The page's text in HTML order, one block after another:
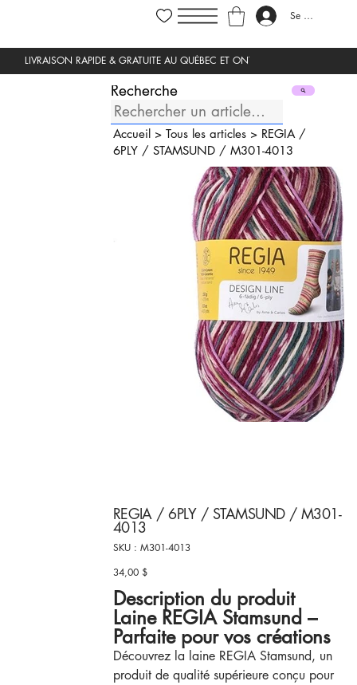
Se connecter
Recherche
Accueil> Tous les articles> REGIA /
6PLY / STAMSUND / M301-4013
REGIA / 6PLY / STAMSUND / M301-
4013
SKU : SKU
M301-
M301-4013
Prix
34,00 $
Description du produit
Laine REGIA Stamsund –
Parfaite pour vos créations
Découvrez la laine REGIA Stamsund, un
produit de qualité supérieure conçu pour